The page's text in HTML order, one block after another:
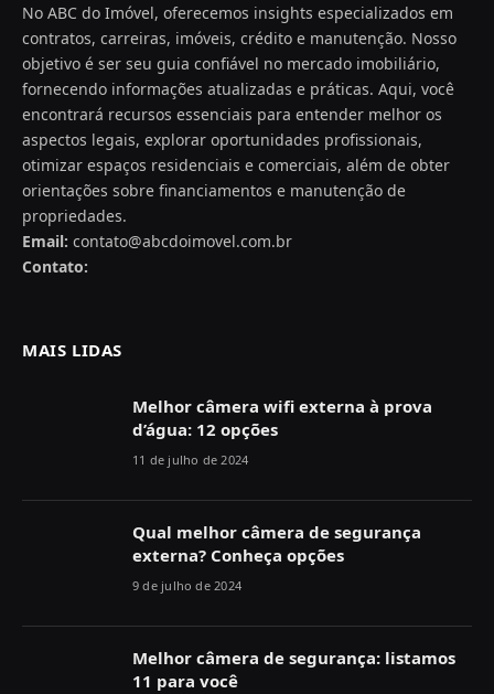
No ABC do Imóvel, oferecemos insights especializados em
contratos, carreiras, imóveis, crédito e manutenção. Nosso
objetivo é ser seu guia confiável no mercado imobiliário,
fornecendo informações atualizadas e práticas. Aqui, você
encontrará recursos essenciais para entender melhor os
aspectos legais, explorar oportunidades profissionais,
otimizar espaços residenciais e comerciais, além de obter
orientações sobre financiamentos e manutenção de
propriedades.
Email: contato@abcdoimovel.com.br
Contato:
MAIS LIDAS
Melhor câmera wifi externa à prova
d’água: 12 opções
11 de julho de 2024
Qual melhor câmera de segurança
externa? Conheça opções
9 de julho de 2024
Melhor câmera de segurança: listamos
11 para você